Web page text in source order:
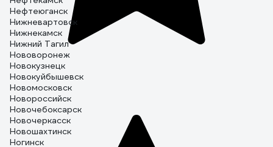
Нефтеюганск
Нижневартовск
Нижнекамск
Нижний Тагил
Нововоронеж
Новокузнецк
Новокуйбышевск
Новомосковск
Новороссийск
Новочебоксарск
Новочеркасск
Новошахтинск
Ногинск